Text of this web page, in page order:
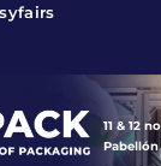
11 & 12
Pabellón